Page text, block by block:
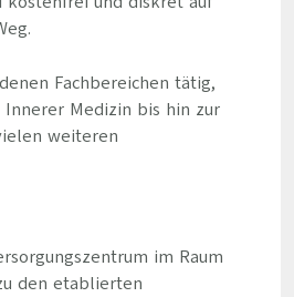
Fachbereichen tätig,
Innerer Medizin bis hin zur
weiteren
im Raum
den etablierten